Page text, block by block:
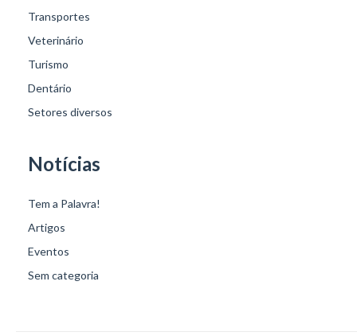
Transportes
Veterinário
Turismo
Dentário
Setores diversos
Notícias
Tem a Palavra!
Artigos
Eventos
Sem categoria